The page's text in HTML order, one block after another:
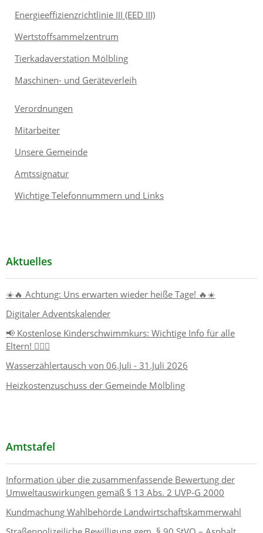
Energieeffizienzrichtlinie III (EED III)
Wertstoffsammelzentrum
Tierkadaverstation Mölbling
Maschinen- und Geräteverleih
Verordnungen
Mitarbeiter
Unsere Gemeinde
Amtssignatur
Wichtige Telefonnummern und Links
Aktuelles
☀️🔥 Achtung: Uns erwarten wieder heiße Tage! 🔥☀️
Digitaler Adventskalender
📢 Kostenlose Kinderschwimmkurs: Wichtige Info für alle
Eltern! 🏊‍♂️👶
Wasserzählertausch von 06.Juli - 31.Juli 2026
Heizkostenzuschuss der Gemeinde Mölbling
Amtstafel
Information über die zusammenfassende Bewertung der
Umweltauswirkungen gemäß § 13 Abs. 2 UVP-G 2000
Kundmachung Wahlbehörde Landwirtschaftskammerwahl